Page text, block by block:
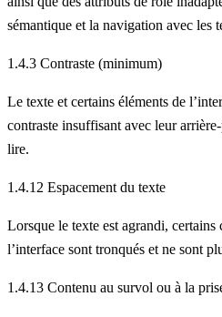
sémantique et la navigation avec les
1.4.3 Contraste (minimum)
Le texte et certains éléments de
contraste insuffisant avec leur
lire.
1.4.12 Espacement du texte
Lorsque le texte est agrandi, certains
l’interface sont tronqués et ne sont
1.4.13 Contenu au survol ou à la